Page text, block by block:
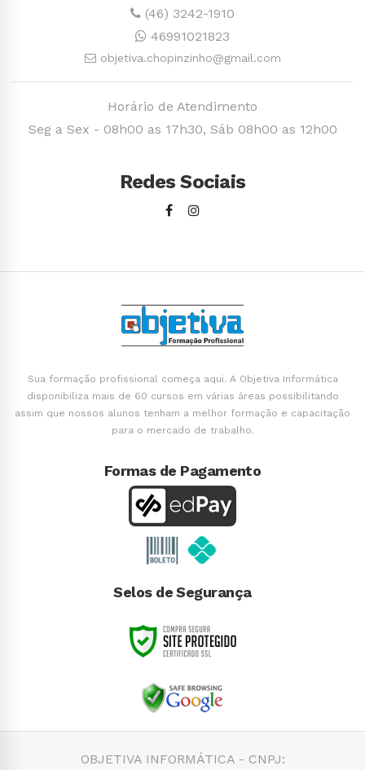
(46) 3242-1910
46991021823
objetiva.chopinzinho@gmail.com
Horário de Atendimento
Seg a Sex - 08h00 as 17h30, Sáb 08h00 as 12h00
Redes Sociais
Sua formação profissional começa aqui. A Objetiva Informática
disponibiliza mais de 60 cursos em várias áreas possibilitando
assim que nossos alunos tenham a melhor formação e capacitação
para o mercado de trabalho.
Formas de Pagamento
Selos de Segurança
OBJETIVA INFORMÁTICA - CNPJ: